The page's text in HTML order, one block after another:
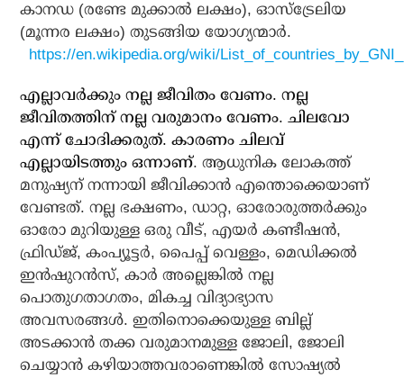
കാനഡ (രണ്ടേ മുക്കാല്‍ ലക്ഷം), ഓസ്‌ട്രേലിയ
(മൂന്നര ലക്ഷം) തുടങ്ങിയ യോഗ്യന്മാര്‍.
https://en.wikipedia.org/wiki/
എല്ലാവര്‍ക്കും നല്ല ജീവിതം വേണം. നല്ല
ജീവിതത്തിന് നല്ല വരുമാനം വേണം. ചിലവോ
എന്ന് ചോദിക്കരുത്. കാരണം ചിലവ്
എല്ലായിടത്തും ഒന്നാണ്. ആധുനിക ലോകത്ത്
മനുഷ്യന് നന്നായി ജീവിക്കാന്‍ എന്തൊക്കെയാണ്
വേണ്ടത്. നല്ല ഭക്ഷണം, ഡാറ്റ, ഓരോരുത്തര്‍ക്കും
ഓരോ മുറിയുള്ള ഒരു വീട്, എയര്‍ കണ്ടീഷന്‍,
ഫ്രിഡ്ജ്, കംപ്യൂട്ടര്‍, പൈപ്പ് വെള്ളം, മെഡിക്കല്‍
ഇന്‍ഷുറന്‍സ്, കാര്‍ അല്ലെങ്കില്‍ നല്ല
പൊതുഗതാഗതം, മികച്ച വിദ്യാഭ്യാസ
അവസരങ്ങള്‍. ഇതിനൊക്കെയുള്ള ബില്ല്
അടക്കാന്‍ തക്ക വരുമാനമുള്ള ജോലി, ജോലി
ചെയ്യാന്‍ കഴിയാത്തവരാണെങ്കില്‍ സോഷ്യല്‍